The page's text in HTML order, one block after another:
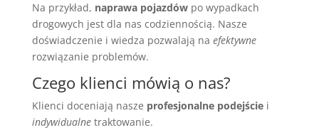
Na przykład, naprawa pojazdówpo wypadkach
drogowych jest dla nas codziennością. Nasze
doświadczenie i wiedza pozwalają na efektywne
rozwiązanie problemów.
Czego klienci mówią o nas?
Klienci doceniają nasze profesjonalne podejściei
indywidualnetraktowanie.